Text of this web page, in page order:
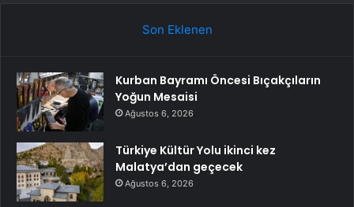
Son Eklenen
Kurban Bayramı Öncesi Bıçakçıların
Yoğun Mesaisi
Ağustos 6, 2026
Türkiye Kültür Yolu ikinci kez
Malatya’dan geçecek
Ağustos 6, 2026